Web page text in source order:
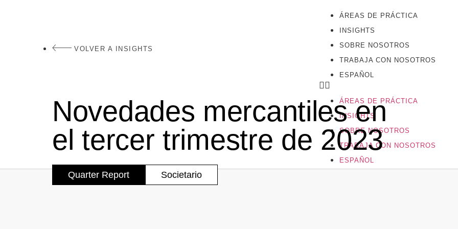
ÁREAS DE PRÁCTICA
INSIGHTS
SOBRE NOSOTROS
TRABAJA CON NOSOTROS
ESPAÑOL
ÁREAS DE PRÁCTICA
INSIGHTS
SOBRE NOSOTROS
TRABAJA CON NOSOTROS
ESPAÑOL
VOLVER A INSIGHTS
Novedades mercantiles en
el tercer trimestre de 2023
Quarter Report Societario